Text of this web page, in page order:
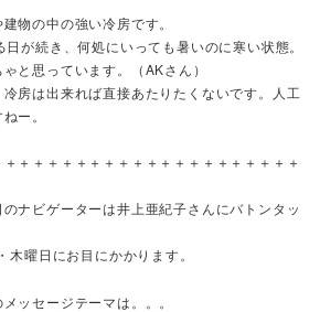
物の中の強い冷房です。
が続き、何処にいっても暑いのに寒い状態。
と思っています。（AKさん）
房は出来れば直接あたりたくないです。人工
ー。
＋＋＋＋＋＋＋＋＋＋＋＋＋＋＋＋＋＋＋＋
ナビゲーターは井上亜紀子さんにバトンタッ
曜日にお目にかかります。
ッセージテーマは。。。